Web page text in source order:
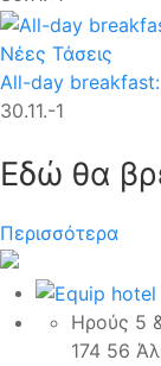
Νέες Τάσεις
All-day
30.11.-1
Εδώ θα
Περισσότερα
Ηρούς 5
174 56